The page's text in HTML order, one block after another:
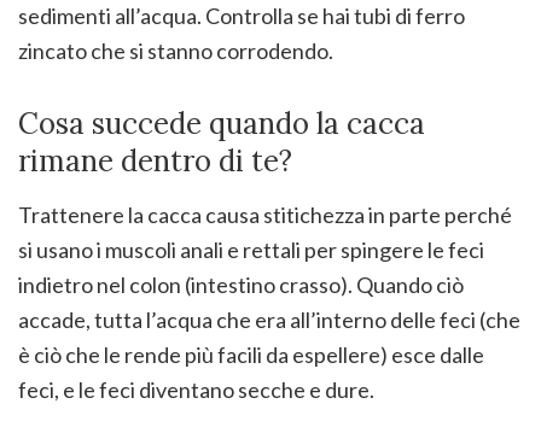
sedimenti all’acqua. Controlla se hai tubi di ferro
zincato che si stanno corrodendo.
Cosa succede quando la cacca
rimane dentro di te?
Trattenere la cacca causa stitichezza in parte perché
si usano i muscoli anali e rettali per spingere le feci
indietro nel colon (intestino crasso). Quando ciò
accade, tutta l’acqua che era all’interno delle feci (che
è ciò che le rende più facili da espellere) esce dalle
feci, e le feci diventano secche e dure.